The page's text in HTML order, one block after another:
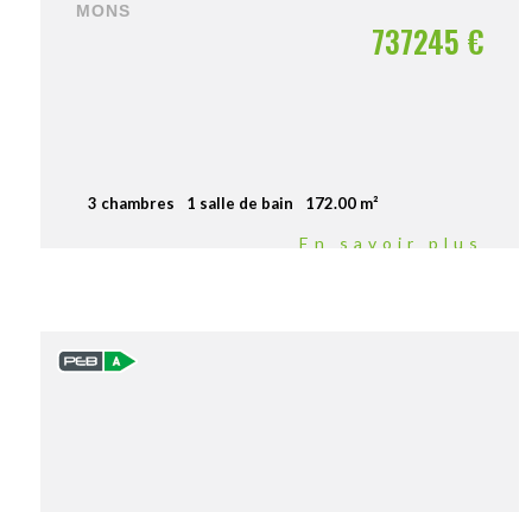
MONS
737245 €
3 chambres 1 salle de bain 172.00 m²
En savoir plus